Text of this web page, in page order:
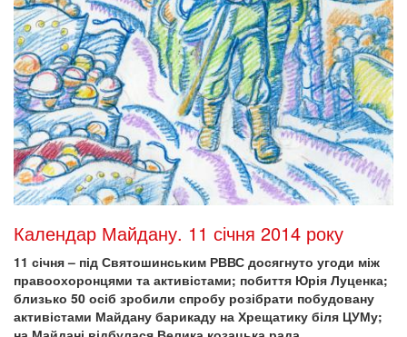
Календар Майдану. 11 січня 2014 року
11 січня – під Святошинським РВВС досягнуто угоди між
правоохоронцями та активістами; побиття Юрія Луценка;
близько 50 осіб зробили спробу розібрати побудовану
активістами Майдану барикаду на Хрещатику біля ЦУМу;